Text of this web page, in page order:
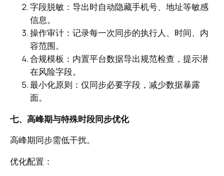
字段脱敏：导出时自动隐藏手机号、地址等敏感
信息。
操作审计：记录每一次同步的执行人、时间、内
容范围。
合规模板：内置平台数据导出规范检查，提示潜
在风险字段。
最小化原则：仅同步必要字段，减少数据暴露
面。
七、高峰期与特殊时段同步优化
高峰期同步需低干扰。
优化配置：